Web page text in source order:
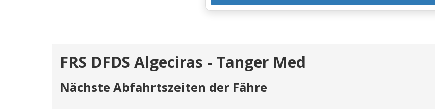
FRS DFDS Algeciras - Tanger Med
Nächste Abfahrtszeiten der Fähre